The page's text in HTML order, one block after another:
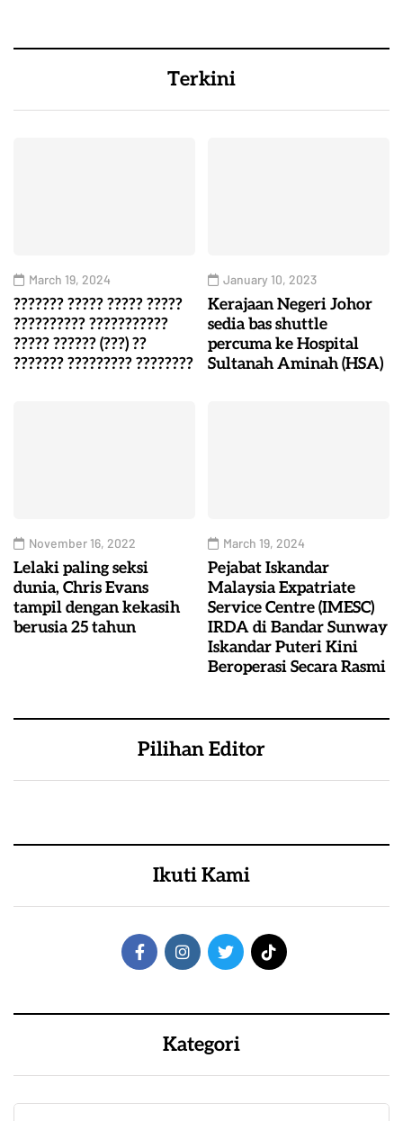
Terkini
March 19, 2024
??????? ????? ????? ?????
?????????? ???????????
????? ?????? (???) ??
??????? ????????? ????????
January 10, 2023
Kerajaan Negeri Johor
sedia bas shuttle
percuma ke Hospital
Sultanah Aminah (HSA)
November 16, 2022
Lelaki paling seksi
dunia, Chris Evans
tampil dengan kekasih
berusia 25 tahun
March 19, 2024
Pejabat Iskandar
Malaysia Expatriate
Service Centre (IMESC)
IRDA di Bandar Sunway
Iskandar Puteri Kini
Beroperasi Secara Rasmi
Pilihan Editor
Ikuti Kami
Kategori